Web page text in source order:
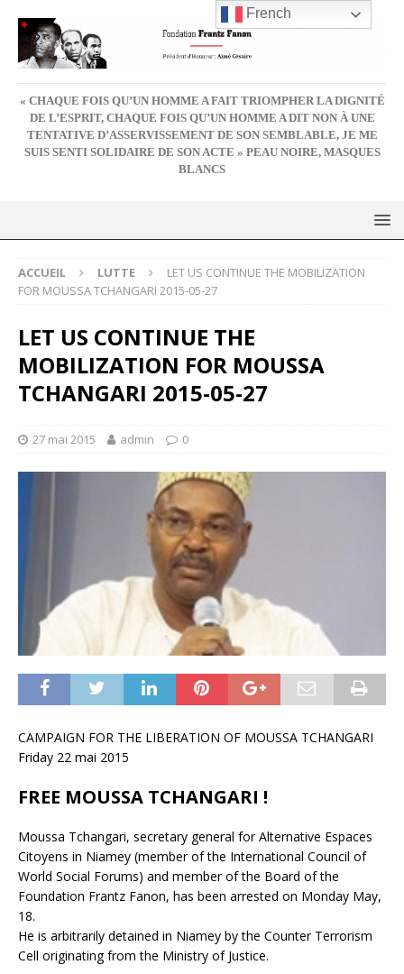
« CHAQUE FOIS QU’UN HOMME A FAIT TRIOMPHER LA DIGNITÉ
DE L’ESPRIT, CHAQUE FOIS QU’UN HOMME A DIT NON À UNE
TENTATIVE D’ASSERVISSEMENT DE SON SEMBLABLE, JE ME
SUIS SENTI SOLIDAIRE DE SON ACTE » PEAU NOIRE, MASQUES
BLANCS
ACCUEIL LUTTE
LET US CONTINUE THE MOBILIZATION
FOR MOUSSA TCHANGARI 2015-05-27
LET US CONTINUE THE
MOBILIZATION FOR MOUSSA
TCHANGARI 2015-05-27
27 mai 2015 admin 0
CAMPAIGN FOR THE LIBERATION OF MOUSSA TCHANGARI
Friday 22 mai 2015
FREE MOUSSA TCHANGARI !
Moussa Tchangari, secretary general for Alternative Espaces
Citoyens in Niamey (member of the International Council of
World Social Forums) and member of the Board of the
Foundation Frantz Fanon, has been arrested on Monday May,
18.
He is arbitrarily detained in Niamey by the Counter Terrorism
Cell originating from the Ministry of Justice.
French